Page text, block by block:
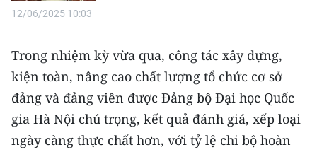
Media Y tế
Media Khoa học - Công nghệ
Media Môi trường
Ảnh
Infographic
12/06/2025 10:03
Trong nhiệm kỳ vừa qua, công tác xây dựng,
kiện toàn, nâng cao chất lượng tổ chức cơ sở
đảng và đảng viên được Đảng bộ Đại học Quốc
gia Hà Nội chú trọng, kết quả đánh giá, xếp loại
ngày càng thực chất hơn, với tỷ lệ chi bộ hoàn